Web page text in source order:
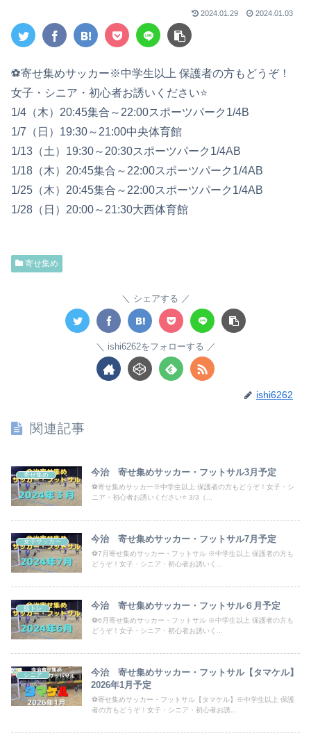
2024.01.29 2024.01.03
⚽寄せ集めサッカー※中学生以上 保護者の方もどうぞ！
女子・シニア・初心者お誘いください⭐
1/4（木）20:45集合～22:00スポーツパーク1/4B
1/7（日）19:30～21:00中央体育館
1/13（土）19:30～20:30スポーツパーク1/4AB
1/18（木）20:45集合～22:00スポーツパーク1/4AB
1/25（木）20:45集合～22:00スポーツパーク1/4AB
1/28（日）20:00～21:30大西体育館
寄せ集め
シェアする
ishi6262をフォローする
ishi6262
関連記事
寄せ集め 今治 寄せ集めサッカー・フットサル3月予定
⚽寄せ集めサッカー※中学生以上 保護者の方もどうぞ！女子・シ
ニア・初心者お誘いください⭐ 3/3（...
女子サッカー 今治 寄せ集めサッカー・フットサル7月予定
⚽7月寄せ集めサッカー・フットサル ※中学生以上 保護者の方も
どうぞ！女子・シニア・初心者お誘いく...
筋トレ 今治 寄せ集めサッカー・フットサル６月予定
⚽6月寄せ集めサッカー・フットサル ※中学生以上 保護者の方も
どうぞ！女子・シニア・初心者お誘いく...
シニア
今治 寄せ集めサッカー・フットサル【タマケル】
2026年1月予定
⚽寄せ集めサッカー・フットサル【タマケル】※中学生以上 保護
者の方もどうぞ！女子・シニア・初心者お誘...